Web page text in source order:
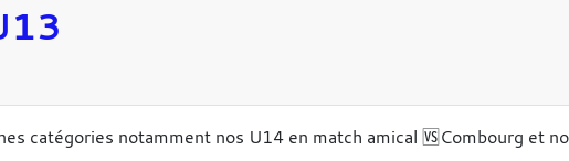
catégories notamment nos U14 en match amical 🆚️Combourg et